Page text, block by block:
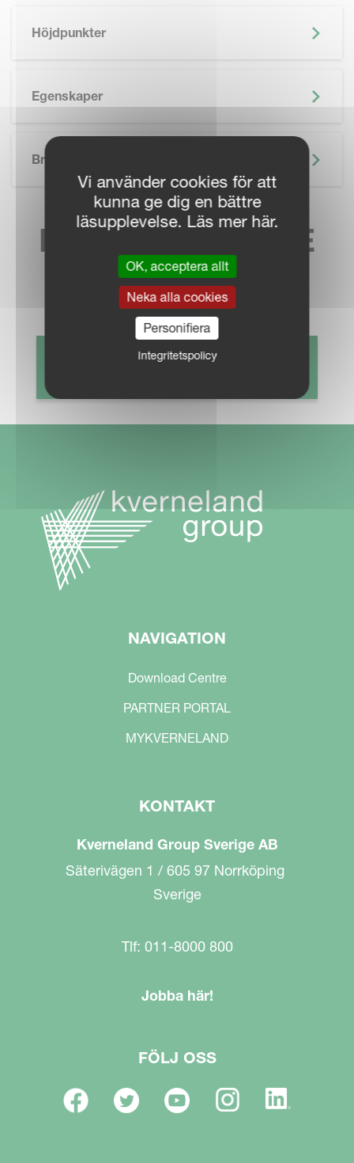
Höjdpunkter
Egenskaper
Broschyr
SKIP BROCHURE
HITTA NÄRMASTE
SÄLJKONTAKT
HITTA ÅTERFÖRSÄLJARE
NAVIGATION
Download Centre
PARTNER PORTAL
MYKVERNELAND
KONTAKT
Kverneland Group Sverige AB
Säterivägen 1 / 605 97 Norrköping
Sverige
Tlf: 011-8000 800
Jobba här!
FÖLJ OSS
Vi använder cookies för att
kunna ge dig en bättre
läsupplevelse. Läs mer här.
OK, acceptera allt
Neka alla cookies
Personifiera
Integritetspolicy